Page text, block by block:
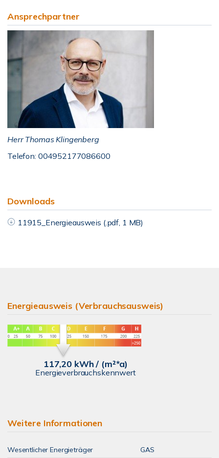
Ansprechpartner
Herr Thomas Klingenberg
Telefon: 004952177086600
Downloads
11915_Energieausweis (.pdf, 1 MB)
Energieausweis (Verbrauchsausweis)
117,20 kWh / (m²*a)
Energieverbrauchskennwert
Weitere Informationen
Wesentlicher Energieträger GAS